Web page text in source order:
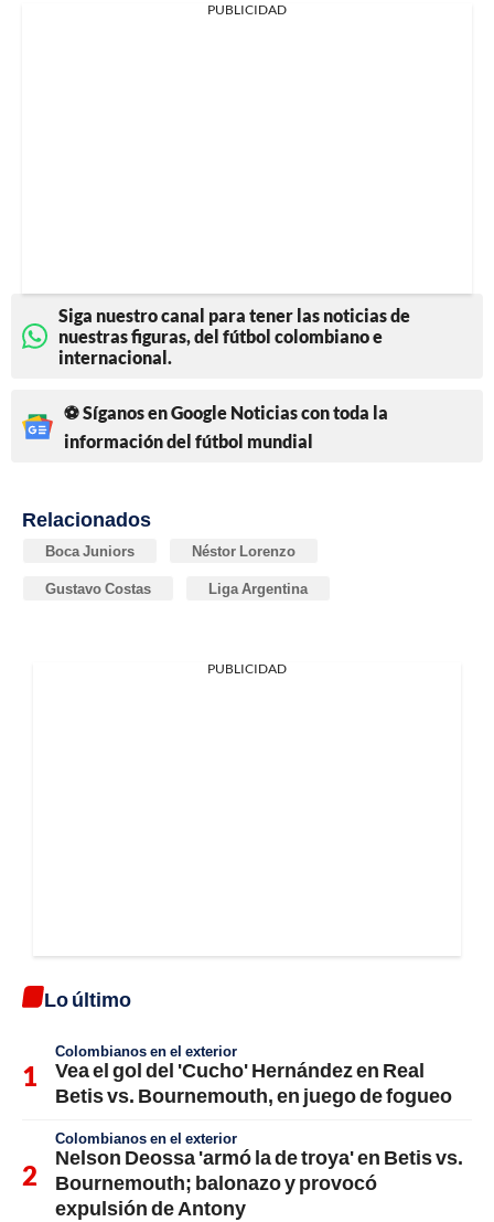
PUBLICIDAD
Siga nuestro canal para tener las noticias de
nuestras figuras, del fútbol colombiano e
internacional.
⚽ Síganos en Google Noticias con toda la
información del fútbol mundial
Relacionados
Boca Juniors Néstor Lorenzo
Gustavo Costas Liga Argentina
PUBLICIDAD
Lo último
Colombianos en el exterior
Vea el gol del 'Cucho' Hernández en Real
Betis vs. Bournemouth, en juego de fogueo
Colombianos en el exterior
Nelson Deossa 'armó la de troya' en Betis vs.
Bournemouth; balonazo y provocó
expulsión de Antony